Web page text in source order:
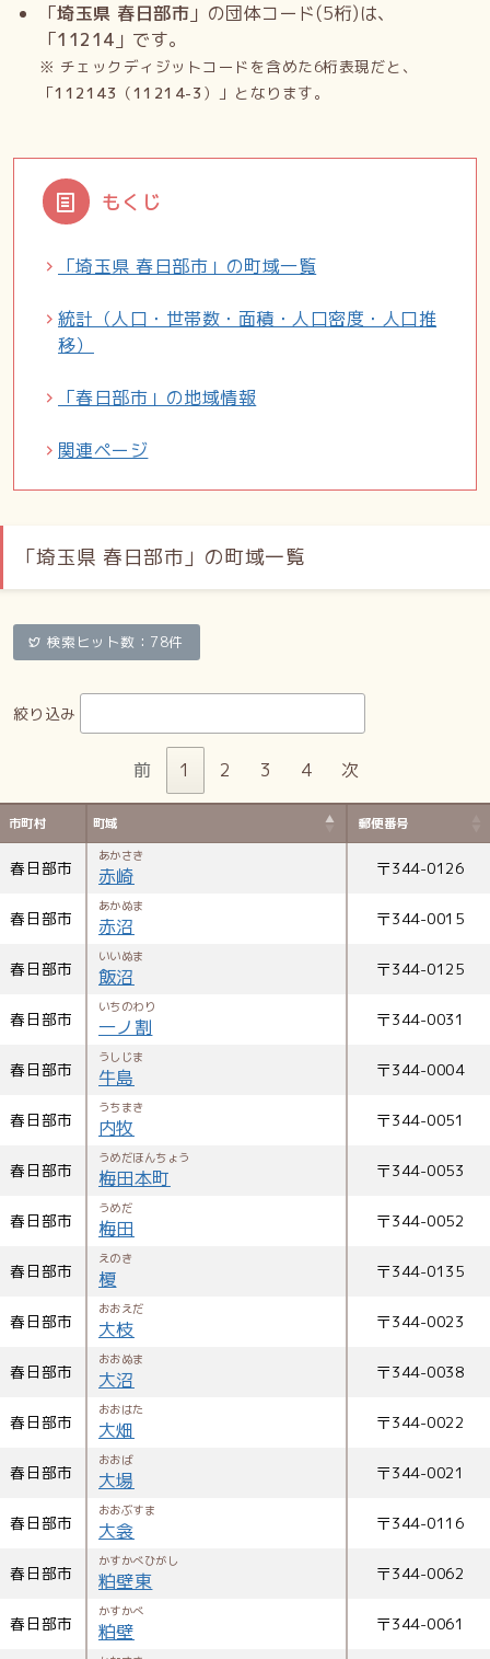
「埼玉県 春日部市 」の団体コード(5桁)は、
「11214 」です。
※ チェックディジットコードを含めた6桁表現だと、
「112143 （11214-3 ）」となります。
もくじ
「埼玉県 春日部市」の町域一覧
統計（人口・世帯数・面積・人口密度・人口推
移）
「春日部市」の地域情報
関連ページ
「埼玉県 春日部市」の町域一覧
検索ヒット数：78件
絞り込み
前 1 2 3 4 次
市町村 町域 郵便番号
春日部市
あかさき
赤崎 〒344-0126
春日部市
あかぬま
赤沼 〒344-0015
春日部市
いいぬま
飯沼 〒344-0125
春日部市
いちのわり
一ノ割 〒344-0031
春日部市
うしじま
牛島 〒344-0004
春日部市
うちまき
内牧 〒344-0051
春日部市
うめだほんちょう
梅田本町 〒344-0053
春日部市
うめだ
梅田 〒344-0052
春日部市
えのき
榎 〒344-0135
春日部市
おおえだ
大枝 〒344-0023
春日部市
おおぬま
大沼 〒344-0038
春日部市
おおはた
大畑 〒344-0022
春日部市
おおば
大場 〒344-0021
春日部市
おおぶすま
大衾 〒344-0116
春日部市
かすかべひがし
粕壁東 〒344-0062
春日部市
かすかべ
粕壁 〒344-0061